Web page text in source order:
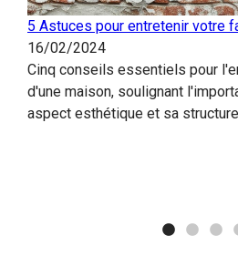
5 Astuces pour entretenir votre
CP Couverture
16/02/2024
Cinq conseils essentiels pour
d'une maison, soulignant
aspect esthétique et sa